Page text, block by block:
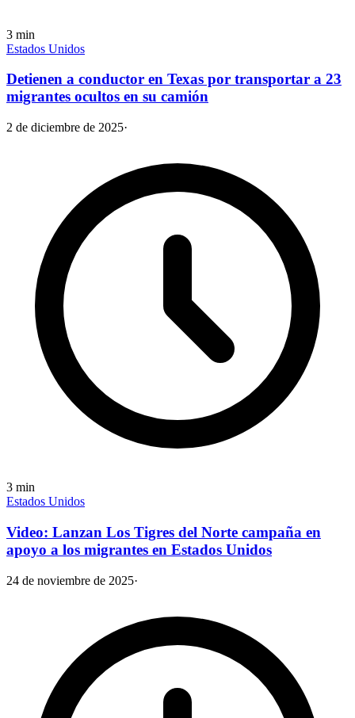
3 min
Estados Unidos
Detienen a conductor en Texas por transportar a 23
migrantes ocultos en su camión
2 de diciembre de 2025·
3 min
Estados Unidos
Video: Lanzan Los Tigres del Norte campaña en
apoyo a los migrantes en Estados Unidos
24 de noviembre de 2025·